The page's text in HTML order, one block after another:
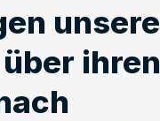
unsere
ihren